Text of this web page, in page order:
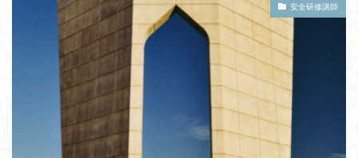
安全研修講師